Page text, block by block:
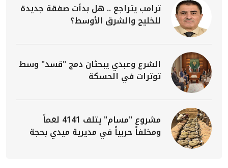
ترامب يتراجع .. هل بدأت صفقة جديدة
للخليج والشرق الأوسط؟
الشرع وعبدي يبحثان دمج "قسد" وسط
توترات في الحسكة
مشروع "مسام" يتلف 4141 لغماً
ومخلفاً حربياً في مديرية ميدي بحجة